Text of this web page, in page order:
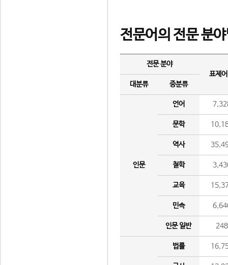
전문어의 전문 분
전문 분야
표제
대분류
중분류
인문
언어
문학
역사
철학
교육
민속
인문 일반 248
법률